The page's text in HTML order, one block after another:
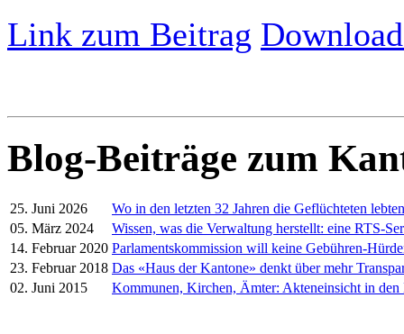
Link zum Beitrag
Blog-Beiträge zum
25. Juni 2026
Wo in den letzten 32 Jahren die Geflüchteten lebten
05. März 2024
Wissen, was die Verwaltung herstellt: eine RTS-
14. Februar 2020 Parlamentskommission will keine Gebühren-
23. Februar 2018 Das «Haus der Kantone» denkt über mehr
02. Juni 2015
Kommunen, Kirchen, Ämter: Akteneinsicht in den